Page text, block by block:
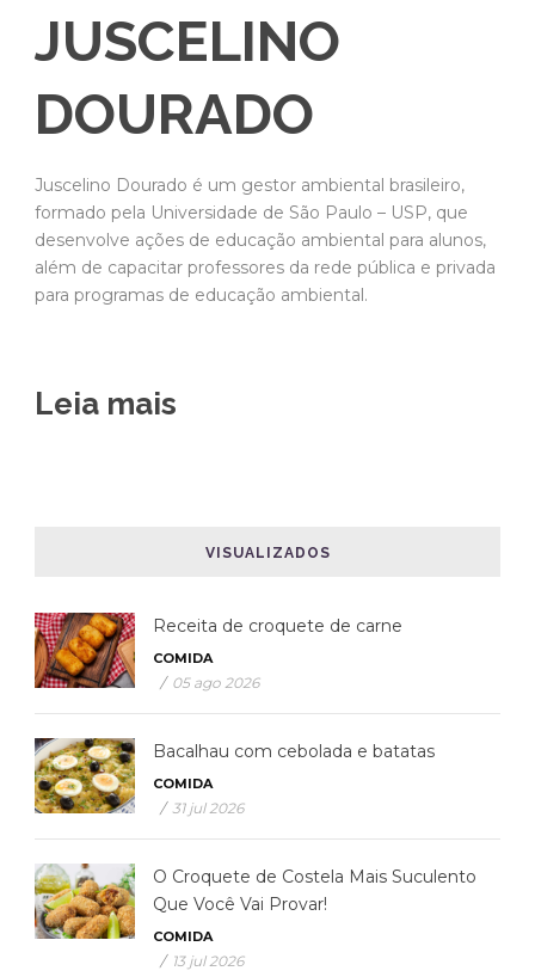
JUSCELINO
DOURADO
Juscelino Dourado é um gestor ambiental brasileiro,
formado pela Universidade de São Paulo – USP, que
desenvolve ações de educação ambiental para alunos,
além de capacitar professores da rede pública e privada
para programas de educação ambiental.
Leia mais
VISUALIZADOS
Receita de croquete de carne
COMIDA
/ 05 ago 2026
Bacalhau com cebolada e batatas
COMIDA
/ 31 jul 2026
O Croquete de Costela Mais Suculento
Que Você Vai Provar!
COMIDA
/ 13 jul 2026